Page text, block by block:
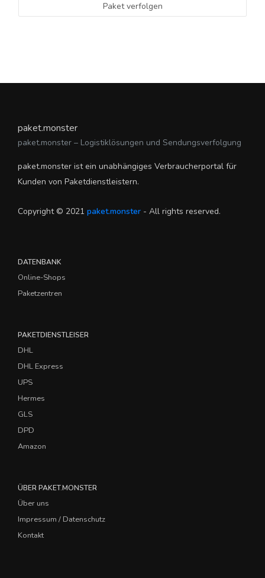
Paket verfolgen
paket.monster
paket.monster – Logistiklösungen und Sendungsverfolgung
paket.monster ist ein unabhängiges Verbraucherportal für
Kunden von Paketdienstleistern.
Copyright © 2021 paket.monster - All rights reserved.
DATENBANK
Online-Shops
Paketzentren
PAKETDIENSTLEISER
DHL
DHL Express
UPS
Hermes
GLS
DPD
Amazon
ÜBER PAKET.MONSTER
Über uns
Impressum / Datenschutz
Kontakt